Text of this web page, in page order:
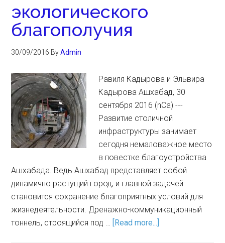
экологического
благополучия
30/09/2016 ByAdmin
Равиля Кадырова и Эльвира
Кадырова Ашхабад, 30
сентября 2016 (nCa) ---
Развитие столичной
инфраструктуры занимает
сегодня немаловажное место
в повестке благоустройства
Ашхабада. Ведь Ашхабад представляет собой
динамично растущий город, и главной задачей
становится сохранение благоприятных условий для
жизнедеятельности. Дренажно-коммуникационный
тоннель, строящийся под … [Read more...]